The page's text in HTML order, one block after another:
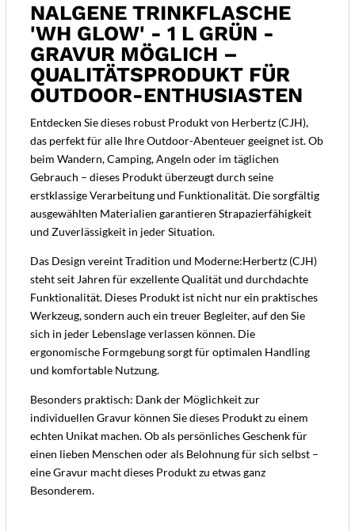
NALGENE TRINKFLASCHE
'WH GLOW' - 1 L GRÜN -
GRAVUR MÖGLICH –
QUALITÄTSPRODUKT FÜR
OUTDOOR-ENTHUSIASTEN
Entdecken Sie dieses robust Produkt von Herbertz (CJH),
das perfekt für alle Ihre Outdoor-Abenteuer geeignet ist. Ob
beim Wandern, Camping, Angeln oder im täglichen
Gebrauch – dieses Produkt überzeugt durch seine
erstklassige Verarbeitung und Funktionalität. Die sorgfältig
ausgewählten Materialien garantieren Strapazierfähigkeit
und Zuverlässigkeit in jeder Situation.
Das Design vereint Tradition und Moderne:Herbertz (CJH)
steht seit Jahren für exzellente Qualität und durchdachte
Funktionalität. Dieses Produkt ist nicht nur ein praktisches
Werkzeug, sondern auch ein treuer Begleiter, auf den Sie
sich in jeder Lebenslage verlassen können. Die
ergonomische Formgebung sorgt für optimalen Handling
und komfortable Nutzung.
Besonders praktisch: Dank der Möglichkeit zur
individuellen Gravur können Sie dieses Produkt zu einem
echten Unikat machen. Ob als persönliches Geschenk für
einen lieben Menschen oder als Belohnung für sich selbst –
eine Gravur macht dieses Produkt zu etwas ganz
Besonderem.